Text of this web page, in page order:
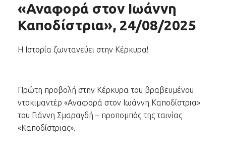
«Αναφορά στον Ιωάννη
Καποδίστρια», 24/08/2025
Η Ιστορία ζωντανεύει στην Κέρκυρα!
Πρώτη προβολή στην Κέρκυρα του βραβευμένου
ντοκιμαντέρ «Αναφορά στον Ιωάννη Καποδίστρια»
του Γιάννη Σμαραγδή – προπομπός της ταινίας
«Καποδίστριας».